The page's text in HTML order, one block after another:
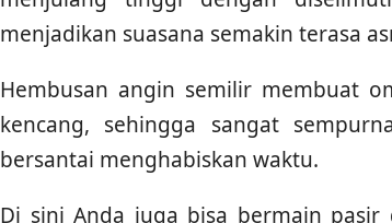
menjadikan suasana semakin terasa
Hembusan angin semilir membuat
kencang, sehingga sangat
bersantai menghabiskan waktu.
Di sini Anda juga bisa bermain